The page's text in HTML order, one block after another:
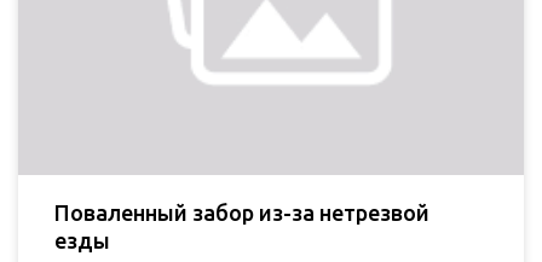
Поваленный забор из-за нетрезвой
езды